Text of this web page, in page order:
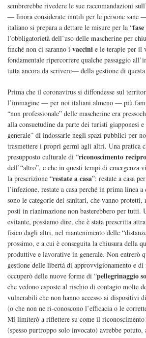
sembrerebbe rivedere le sue raccomandazioni
— finora considerate inutili per le persone sane
italiano si prepara a dettare le misure per la “
l’obbligatorietà dell’uso delle mascherine per
finché non ci saranno i vaccini e le terapie per il
fondamentale ripercorrere qualche passaggio
tutta ancora da scrivere— della gestione di
Prima che il coronavirus si diffondesse sul
l’immagine — per noi italiani almeno — più
“non professionale” delle mascherine era
alla consuetudine da parte dei turisti giapponesi
generale” di indossarle negli spazi pubblici per
trasmettere i propri germi agli altri. Una pratica
presupposto culturale di “riconoscimento
dell’“altro”, e che in questi tempi di emergenza
la prescrizione “restate a casa”: restate a casa
l’infezione, restate a casa perché in prima linea
sono le categorie dei sanitari, che vanno protetti,
posti in rianimazione non basterebbero per tutti.
evitante, possiamo dire, che è stata prescritta
fisico dagli altri, nel mantenimento delle
prossimo, e a cui è conseguita la chiusura della
produttive e lavorative in generale. Non entrerò
gestione delle libertà di approvvigionamento e
occuperò delle nuove forme di “pellegrinaggio
che vedono esposte al rischio di contagio molte
vulnerabili che non hanno accesso ai dispositivi
(o che non ne ri-conoscono l’efficacia o le
Mi limiterò a riflettere su come il riconoscimento
(spesso purtroppo solo invocato) avrebbe potuto,